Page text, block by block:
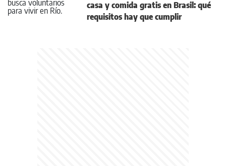
casa y comida gratis en Brasil: qué
requisitos hay que cumplir